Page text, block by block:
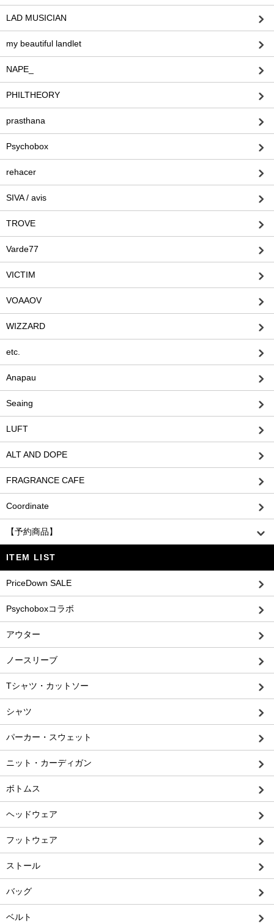
LAD MUSICIAN
my beautiful landlet
NAPE_
PHILTHEORY
prasthana
Psychobox
rehacer
SIVA / avis
TROVE
Varde77
VICTIM
VOAAOV
WIZZARD
etc.
Anapau
Seaing
LUFT
ALT AND DOPE
FRAGRANCE CAFE
Coordinate
【予約商品】
ITEM LIST
PriceDown SALE
Psychoboxコラボ
アウター
ノースリーブ
Tシャツ・カットソー
シャツ
パーカー・スウェット
ニット・カーディガン
ボトムス
ヘッドウェア
フットウェア
ストール
バッグ
ベルト